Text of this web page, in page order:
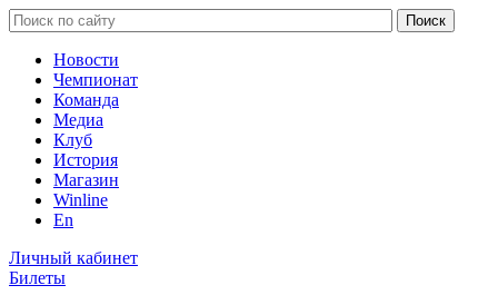
Новости
Чемпионат
Команда
Медиа
Клуб
История
Магазин
Winline
En
Личный кабинет
Билеты